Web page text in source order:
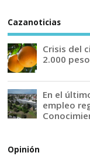
Cazanoticias
Crisis del
2.000
En el
empleo
Opinión